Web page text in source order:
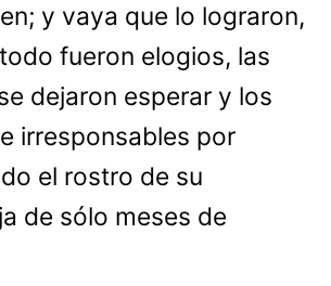
y vaya que lo lograron,
fueron elogios, las
dejaron esperar y los
irresponsables por
el rostro de su
de sólo meses de